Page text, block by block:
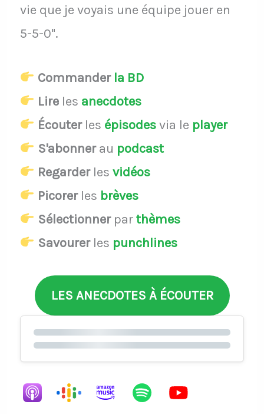
vie que je voyais une équipe jouer en
5-5-0".
Commander la BD
Lireles anecdotes
Écouterles épisodesvia le player
S'abonnerau podcast
Regarderles vidéos
Picorerles brèves
Sélectionnerparthèmes
Savourerles punchlines
LES ANECDOTES À ÉCOUTER